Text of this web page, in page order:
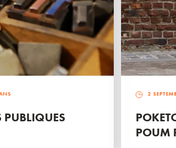
PUBLIQUES
2
POUM